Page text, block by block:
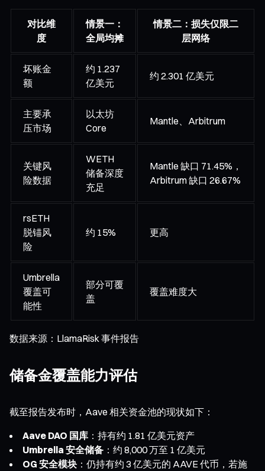
对比维
度
情景一：
全局均摊
情景二：损失仅限二
层网络
坏账金
额
约 1.237
亿美元
约 2.301 亿美元
主要承
压市场
以太坊
Core
Mantle、Arbitrum
关键风
险数据
WETH
储备深度
充足
Mantle 缺口 71.45%，
Arbitrum 缺口 26.67%
rsETH
脱锚风
险
约 15% 更高
Umbrella
覆盖可
能性
部分可覆
盖
覆盖难度大
数据来源：LlamaRisk 事件报告
储备金覆盖能力评估
截至报告发布时，Aave 相关资金池的现状如下：
Aave DAO 国库 ：持有约 1.81 亿美元资产
Umbrella 安全储备 ：约 8,000 万至 1 亿美元
OG 安全模块 ：仍持有约 3 亿美元的 AAVE 代币，若施